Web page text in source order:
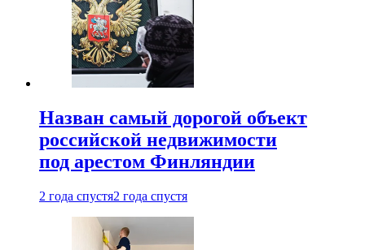
Назван самый дорогой объект
российской недвижимости
под арестом Финляндии
2 года спустя2 года спустя